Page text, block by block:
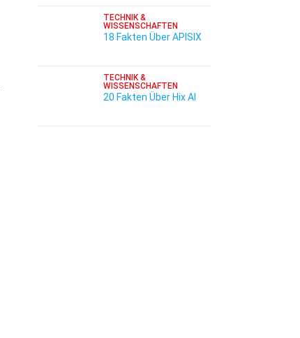
TECHNIK &
WISSENSCHAFTEN
18 Fakten Über APISIX
TECHNIK &
WISSENSCHAFTEN
20 Fakten Über Hix AI